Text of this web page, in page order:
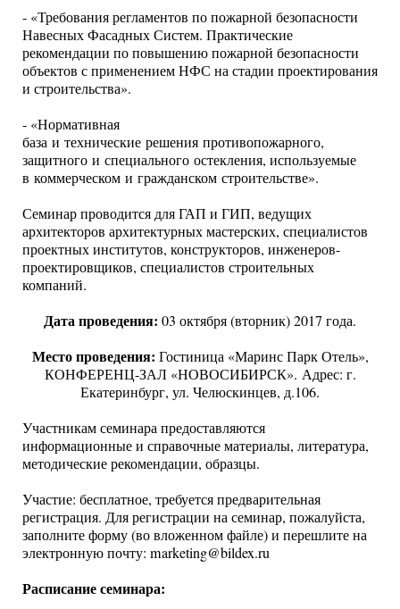
- «Требования регламентов по пожарной безопасности
Навесных Фасадных Систем. Практические
рекомендации по повышению пожарной безопасности
объектов с применением НФС на стадии проектирования
и строительства».
- «Нормативная
база и технические решения противопожарного,
защитного и специального остекления, используемые
в коммерческом и гражданском строительстве».
Семинар проводится для ГАП и ГИП, ведущих
архитекторов архитектурных мастерских, специалистов
проектных институтов, конструкторов, инженеров-
проектировщиков, специалистов строительных
компаний.
Дата проведения: 03 октября (вторник) 2017 года.
Место проведения: Гостиница «Маринс Парк Отель»,
КОНФЕРЕНЦ-ЗАЛ «НОВОСИБИРСК». Адрес: г.
Екатеринбург, ул. Челюскинцев, д.106.
Участникам семинара предоставляются
информационные и справочные материалы, литература,
методические рекомендации, образцы.
Участие: бесплатное, требуется предварительная
регистрация. Для регистрации на семинар, пожалуйста,
заполните форму (во вложенном файле) и перешлите на
электронную почту: marketing@bildex.ru
Расписание семинара: